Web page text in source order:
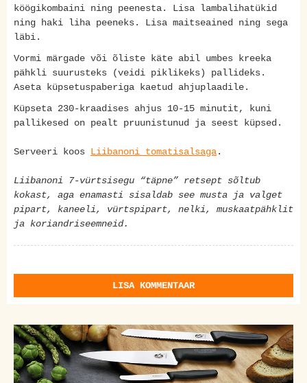
köögikombaini ning peenesta. Lisa lambalihatükid
ning haki liha peeneks. Lisa maitseained ning sega
läbi.
Vormi märgade või õliste käte abil umbes kreeka
pähkli suurusteks (veidi piklikeks) pallideks.
Aseta küpsetuspaberiga kaetud ahjuplaadile.
Küpseta 230-kraadises ahjus 10-15 minutit, kuni
pallikesed on pealt pruunistunud ja seest küpsed.
Serveeri koos Liibanoni tomatisalsaga.
Liibanoni 7-vürtsisegu “täpne” retsept sõltub
kokast, aga enamasti sisaldab see musta ja valget
pipart, kaneeli, vürtspipart, nelki, muskaatpähklit
ja koriandriseemneid.
LISA KOMMENTAAR